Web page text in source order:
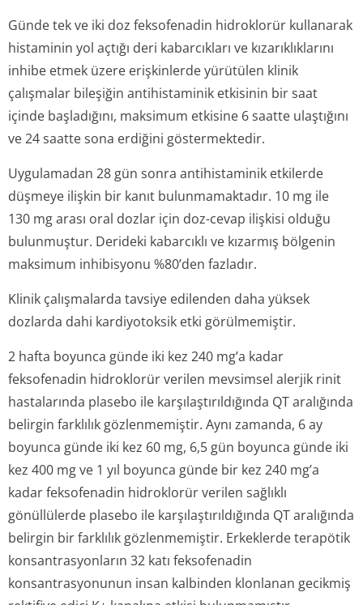
Günde tek ve iki doz feksofenadin hidroklorür kullanarak
histaminin yol açtığı deri kabarcıkları ve kızarıklıklarını
inhibe etmek üzere erişkinlerde yürütülen klinik
çalışmalar bileşiğin antihistaminik etkisinin bir saat
içinde başladığını, maksimum etkisine 6 saatte ulaştığını
ve 24 saatte sona erdiğini göstermektedir.
Uygulamadan 28 gün sonra antihistaminik etkilerde
düşmeye ilişkin bir kanıt bulunmamaktadır. 10 mg ile
130 mg arası oral dozlar için doz-cevap ilişkisi olduğu
bulunmuştur. Derideki kabarcıklı ve kızarmış bölgenin
maksimum inhibisyonu %80’den fazladır.
Klinik çalışmalarda tavsiye edilenden daha yüksek
dozlarda dahi kardiyotoksik etki görülmemiştir.
2 hafta boyunca günde iki kez 240 mg’a kadar
feksofenadin hidroklorür verilen mevsimsel alerjik rinit
hastalarında plasebo ile karşılaştırıl­dığında QT aralığında
belirgin farklılık gözlenmemiştir. Aynı zamanda, 6 ay
boyunca günde iki kez 60 mg, 6,5 gün boyunca günde iki
kez 400 mg ve 1 yıl boyunca günde bir kez 240 mg’a
kadar feksofenadin hidroklorür verilen sağlıklı
gönüllülerde plasebo ile karşılaştırıl­dığında QT aralığında
belirgin bir farklılık gözlenmemiştir. Erkeklerde terapötik
konsantrasyonların 32 katı feksofenadin
konsantrasyonunun insan kalbinden klonlanan gecikmiş